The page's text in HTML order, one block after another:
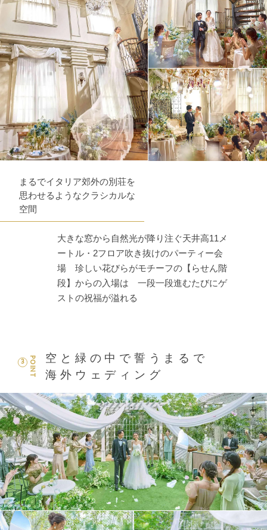
まるでイタリア郊外の別荘を
思わせるようなクラシカルな
空間
大きな窓から自然光が降り注ぐ天井高11メ
ートル・2フロア吹き抜けのパーティー会
場 珍しい花びらがモチーフの【らせん階
段】からの入場は 一段一段進むたびにゲ
ストの祝福が溢れる
POINT
3
空と緑の中で誓うまるで
海外ウェディング